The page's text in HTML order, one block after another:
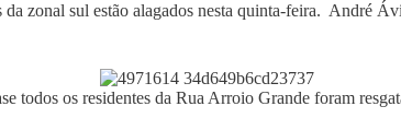
da zonal sul estão alagados nesta quinta-feira. André
todos os residentes da Rua Arroio Grande foram